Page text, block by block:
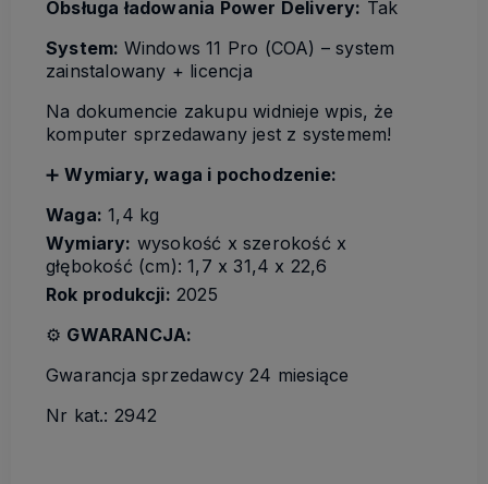
Obsługa ładowania Power Delivery: Tak
System: Windows 11 Pro (COA) – system
zainstalowany + licencja
Na dokumencie zakupu widnieje wpis, że
komputer sprzedawany jest z systemem!
➕Wymiary, waga i pochodzenie:
Waga: 1,4 kg
Wymiary: wysokość x szerokość x
głębokość (cm): 1,7 x 31,4 x 22,6
Rok produkcji: 2025
⚙️ GWARANCJA:
Gwarancja sprzedawcy 24 miesiące
Nr kat.: 2942